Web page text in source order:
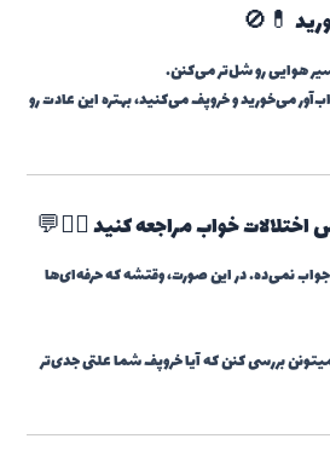
هوایی رو شل‌تر می‌کنن.
می‌خورید و خروپف می‌کنید، بهتره این عادت رو
نمی‌ده. در این صورت، وقتشه که حرفه‌ای‌ها
بررسی کنن که آیا خروپف شما علتی جدی‌تر